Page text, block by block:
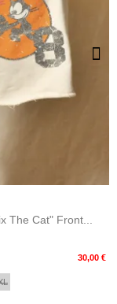
The Cat" Front...
30,00 €